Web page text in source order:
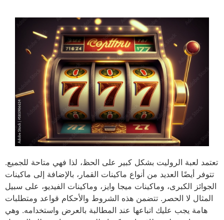
تعتمد لعبة الروليت بشكل كبير على الحظ، لذا فهي متاحة للجميع.
تتوفر أيضًا العديد من أنواع ماكينات القمار، بالإضافة إلى ماكينات
الجوائز الكبرى، وماكينات ميجا وايز، وماكينات الفيديو، على سبيل
المثال لا الحصر. تتضمن هذه الشروط والأحكام قواعد ومتطلبات
هامة يجب عليك اتباعها عند المطالبة بالعرض واستخدامه. وهي